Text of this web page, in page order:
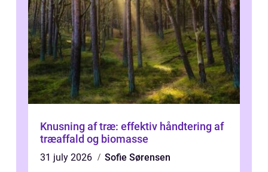
Knusning af træ: effektiv håndtering af
træaffald og biomasse
31 july 2026
Sofie Sørensen